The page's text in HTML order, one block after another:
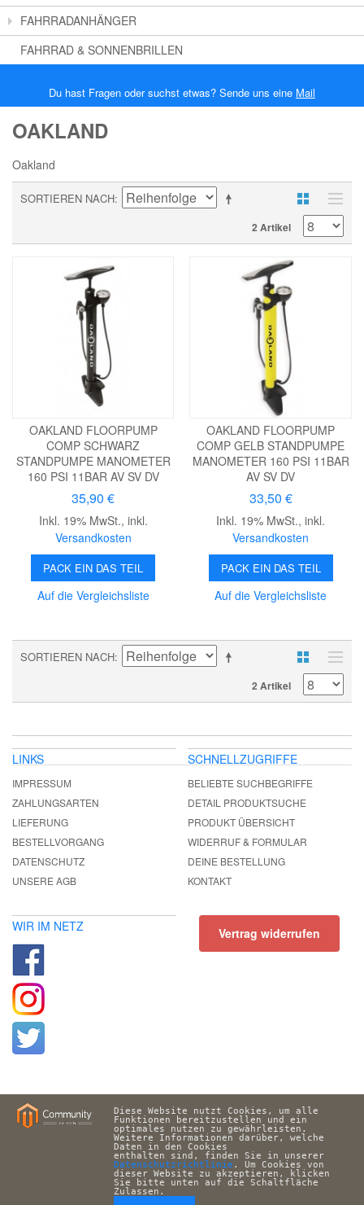
FAHRRADANHÄNGER
FAHRRAD & SONNENBRILLEN
Du hast Fragen oder suchst etwas? Sende uns eine Mail
OAKLAND
Oakland
SORTIEREN NACH
2 Artikel
OAKLAND FLOORPUMP
COMP SCHWARZ
STANDPUMPE MANOMETER
160 PSI 11BAR AV SV DV
35,90 €
Inkl. 19% MwSt., inkl.
Versandkosten
PACK EIN DAS TEIL
Auf die Vergleichsliste
OAKLAND FLOORPUMP
COMP GELB STANDPUMPE
MANOMETER 160 PSI 11BAR
AV SV DV
33,50 €
Inkl. 19% MwSt.,inkl.
Versandkosten
PACK EIN DAS TEIL
Auf die Vergleichsliste
SORTIEREN NACH
2 Artikel
LINKS
IMPRESSUM
ZAHLUNGSARTEN
LIEFERUNG
BESTELLVORGANG
DATENSCHUTZ
UNSERE AGB
SCHNELLZUGRIFFE
BELIEBTE SUCHBEGRIFFE
DETAIL PRODUKTSUCHE
PRODUKT ÜBERSICHT
WIDERRUF & FORMULAR
DEINE BESTELLUNG
KONTAKT
WIR IM NETZ Vertrag widerrufen
Diese Website nutzt Cookies, um alle
Funktionen bereitzustellen und ein
optimales nutzen zu gewährleisten.
Weitere Informationen darüber, welche
Daten in den Cookies
Datenschutzrichtlinie . Um Cookies von
dieser Website zu akzeptieren, klicken
Sie bitte unten auf die Schaltfläche
Zulassen.